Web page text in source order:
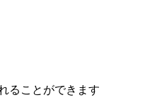
ることができます